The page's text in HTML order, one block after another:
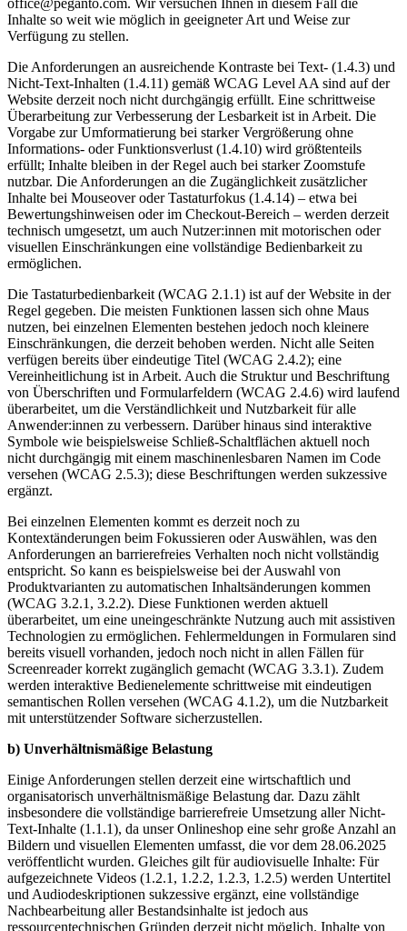
office@peganto.com. Wir versuchen Ihnen in diesem Fall die
Inhalte so weit wie möglich in geeigneter Art und Weise zur
Verfügung zu stellen.
Die Anforderungen an ausreichende Kontraste bei Text- (1.4.3) und
Nicht-Text-Inhalten (1.4.11) gemäß WCAG Level AA sind auf der
Website derzeit noch nicht durchgängig erfüllt. Eine schrittweise
Überarbeitung zur Verbesserung der Lesbarkeit ist in Arbeit. Die
Vorgabe zur Umformatierung bei starker Vergrößerung ohne
Informations- oder Funktionsverlust (1.4.10) wird größtenteils
erfüllt; Inhalte bleiben in der Regel auch bei starker Zoomstufe
nutzbar. Die Anforderungen an die Zugänglichkeit zusätzlicher
Inhalte bei Mouseover oder Tastaturfokus (1.4.14) – etwa bei
Bewertungshinweisen oder im Checkout-Bereich – werden derzeit
technisch umgesetzt, um auch Nutzer:innen mit motorischen oder
visuellen Einschränkungen eine vollständige Bedienbarkeit zu
ermöglichen.
Die Tastaturbedienbarkeit (WCAG 2.1.1) ist auf der Website in der
Regel gegeben. Die meisten Funktionen lassen sich ohne Maus
nutzen, bei einzelnen Elementen bestehen jedoch noch kleinere
Einschränkungen, die derzeit behoben werden. Nicht alle Seiten
verfügen bereits über eindeutige Titel (WCAG 2.4.2); eine
Vereinheitlichung ist in Arbeit. Auch die Struktur und Beschriftung
von Überschriften und Formularfeldern (WCAG 2.4.6) wird laufend
überarbeitet, um die Verständlichkeit und Nutzbarkeit für alle
Anwender:innen zu verbessern. Darüber hinaus sind interaktive
Symbole wie beispielsweise Schließ-Schaltflächen aktuell noch
nicht durchgängig mit einem maschinenlesbaren Namen im Code
versehen (WCAG 2.5.3); diese Beschriftungen werden sukzessive
ergänzt.
Bei einzelnen Elementen kommt es derzeit noch zu
Kontextänderungen beim Fokussieren oder Auswählen, was den
Anforderungen an barrierefreies Verhalten noch nicht vollständig
entspricht. So kann es beispielsweise bei der Auswahl von
Produktvarianten zu automatischen Inhaltsänderungen kommen
(WCAG 3.2.1, 3.2.2). Diese Funktionen werden aktuell
überarbeitet, um eine uneingeschränkte Nutzung auch mit assistiven
Technologien zu ermöglichen. Fehlermeldungen in Formularen sind
bereits visuell vorhanden, jedoch noch nicht in allen Fällen für
Screenreader korrekt zugänglich gemacht (WCAG 3.3.1). Zudem
werden interaktive Bedienelemente schrittweise mit eindeutigen
semantischen Rollen versehen (WCAG 4.1.2), um die Nutzbarkeit
mit unterstützender Software sicherzustellen.
b) Unverhältnismäßige Belastung
Einige Anforderungen stellen derzeit eine wirtschaftlich und
organisatorisch unverhältnismäßige Belastung dar. Dazu zählt
insbesondere die vollständige barrierefreie Umsetzung aller Nicht-
Text-Inhalte (1.1.1), da unser Onlineshop eine sehr große Anzahl an
Bildern und visuellen Elementen umfasst, die vor dem 28.06.2025
veröffentlicht wurden. Gleiches gilt für audiovisuelle Inhalte: Für
aufgezeichnete Videos (1.2.1, 1.2.2, 1.2.3, 1.2.5) werden Untertitel
und Audiodeskriptionen sukzessive ergänzt, eine vollständige
Nachbearbeitung aller Bestandsinhalte ist jedoch aus
ressourcentechnischen Gründen derzeit nicht möglich. Inhalte von